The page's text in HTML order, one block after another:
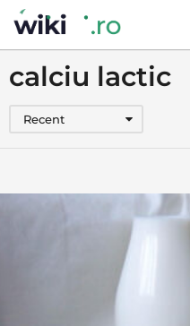
calciu lactic
Recent